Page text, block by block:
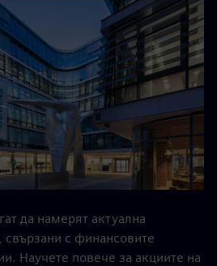
да намерят актуална
с финансовите
Научете повече за акциите на